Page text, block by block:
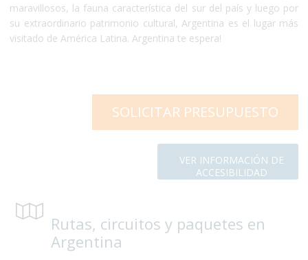
maravillosos, la fauna característica del sur del país y luego por
su extraordinario patrimonio cultural, Argentina es el lugar más
visitado de América Latina. Argentina te espera!
SOLICITAR PRESUPUESTO
VER INFORMACIÓN DE
ACCESIBILIDAD
Rutas, circuitos y paquetes en
Argentina